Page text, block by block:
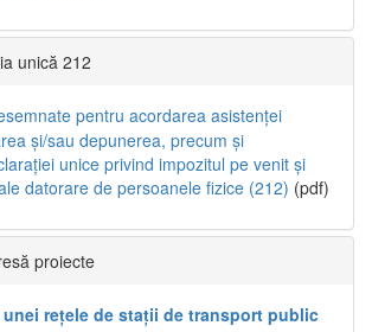
unică 212
pentru acordarea asistenței
și/sau depunerea, precum și
unice privind impozitul pe venit și
datorare de persoanele fizice (212) (pdf)
proiecte
unei rețele de stații de transport public